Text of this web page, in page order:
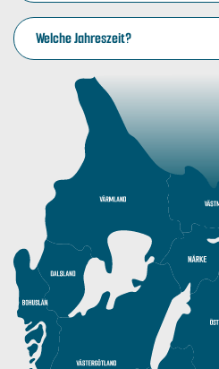
Welche Jahreszeit?